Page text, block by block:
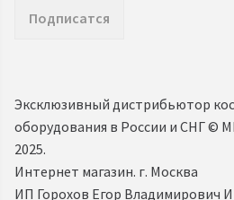
Подписатся
Эксклюзивный дистрибьютор
оборудования в России и СНГ ©️
2025.
Интернет магазин. г. Москва
ИП Горохов Егор Владимирович